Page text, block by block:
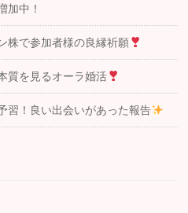
加中！
株で参加者様の良縁祈願
質を見るオーラ婚活
習！良い出会いがあった報告